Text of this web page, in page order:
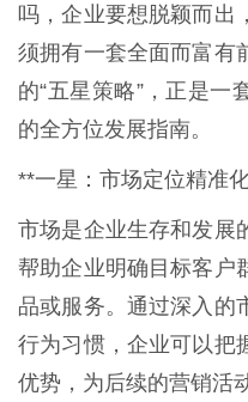
吗，企业要想脱颖而出
须拥有一套全面而富有
的“五星策略”，正是一
的全方位发展指南。
**一星：市场定位精准
市场是企业生存和发展
帮助企业明确目标客户
品或服务。通过深入的
行为习惯，企业可以把
优势，为后续的营销活